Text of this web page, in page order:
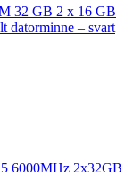
32 GB 2 x 16 GB
datorminne – svart
6000MHz 2x32GB